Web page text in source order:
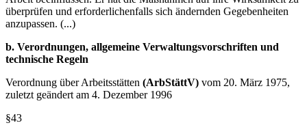
treffen, die Sicherheit und Gesundheit der Beschäftigten bei der
Arbeit beeinflussen. Er hat die Maßnahmen auf ihre Wirksamkeit zu
anzupassen. (...)
technische Regeln
zuletzt geändert am 4. Dezember 1996